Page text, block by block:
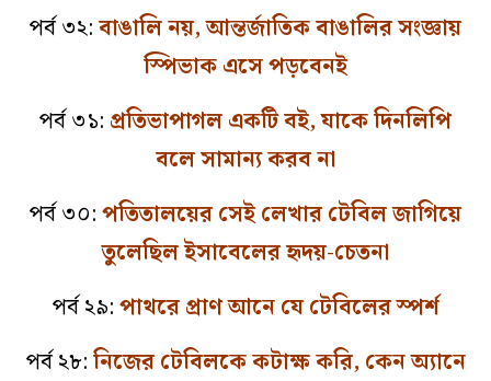
পর্ব ৩২:বাঙালি নয়, আন্তর্জাতিক বাঙালির সংজ্ঞায়
স্পিভাক এসে পড়বেনই
পর্ব ৩১: প্রতিভাপাগল একটি বই, যাকে দিনলিপি
বলে সামান্য করব না
পর্ব ৩০:পতিতালয়ের সেই লেখার টেবিল জাগিয়ে
তুলেছিল ইসাবেলের হৃদয়-চেতনা
পর্ব ২৯:পাথরে প্রাণ আনে যে টেবিলের স্পর্শ
পর্ব ২৮:নিজের টেবিলকে কটাক্ষ করি, কেন অ্যানে